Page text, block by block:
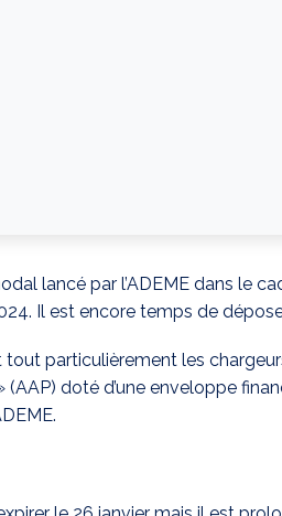
lancé par l’ADEME dans le
Il est encore temps de
tout particulièrement les
doté d’une enveloppe